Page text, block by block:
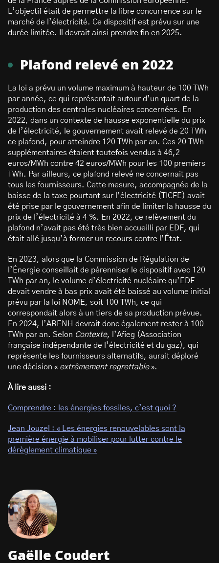
L’objectif était de permettre la libre concurrence sur le
marché de l’électricité. Ce dispositif est prévu sur une
durée limitée. Il devrait ainsi prendre fin en 2025.
Plafond relevé en 2022
La loi a prévu un volume maximum à hauteur de 100 TWh
par année, ce qui représentait autour d’un quart de la
production des centrales nucléaires concernées. En
2022, dans un contexte de hausse exponentielle du prix
de l’électricité, le gouvernement avait relevé de 20 TWh
ce plafond, pour atteindre 120 TWh par an. Ces 20 TWh
supplémentaires étaient toutefois vendus à 46,2
euros/MWh contre 42 euros/MWh pour les 100 premiers
TWh. Par ailleurs, ce plafond relevé ne concernait pas
tous les fournisseurs. Cette mesure, accompagnée de la
baisse de la taxe pourtant sur l’électricité (TICFE) avait
été prise par le gouvernement afin de limiter la hausse du
prix de l’électricité à 4 %. En 2022, ce relèvement du
plafond n’avait pas été très bien accueilli par EDF, qui
était allé jusqu’à former un recours contre l’État.
En 2023, alors que la Commission de Régulation de
l’Énergie conseillait de pérenniser le dispositif avec 120
TWh par an, le volume d’électricité nucléaire qu’EDF
devait vendre à bas prix avait été baissé au volume initial
prévu par la loi NOME, soit 100 TWh, ce qui
correspondait alors à un tiers de sa production prévue.
En 2024, l’ARENH devrait donc également rester à 100
TWh par an. Selon Contexte, l’Afieg (Association
française indépendante de l’électricité et du gaz), qui
représente les fournisseurs alternatifs, aurait déploré
une décision « extrêmement regrettable».
À lire aussi :
Comprendre : les énergies fossiles, c’est quoi ?
Jean Jouzel : « Les énergies renouvelables sont la
première énergie à mobiliser pour lutter contre le
dérèglement climatique »
Gaëlle Coudert